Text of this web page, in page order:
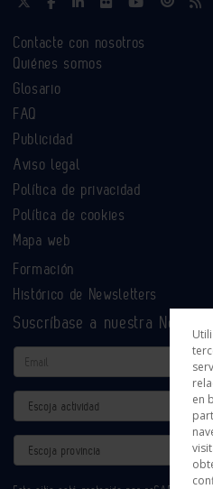
Contacte con nosotros
Quiénes somos
Glosario
FAQ
Publicidad
Aviso legal
Política de privacidad
Política de cookies
Mapa web
Formación
Histórico de Newsletters
Suscríbase a nuestra
Email
Actividad
Provincia
en